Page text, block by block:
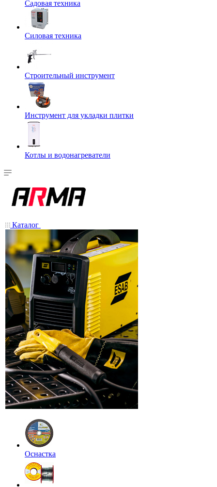
Садовая техника
Силовая техника
Строительный инструмент
Инструмент для укладки плитки
Котлы и водонагреватели
Каталог
Оснастка